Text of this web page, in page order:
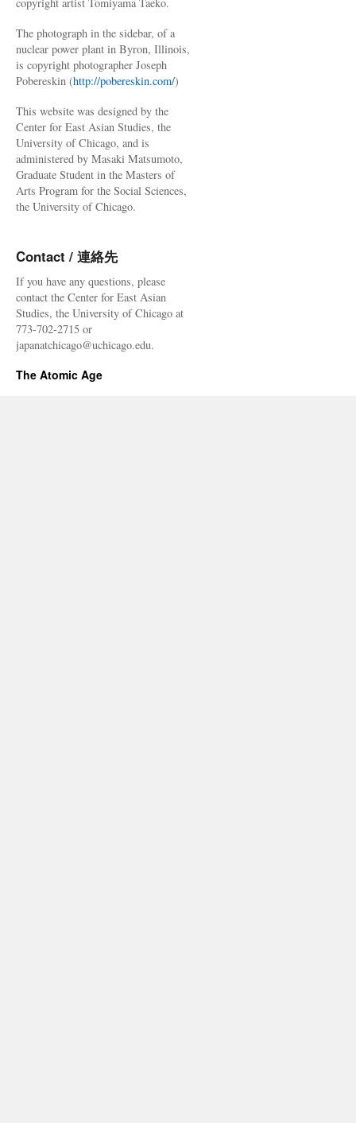
The photograph in the sidebar, of a
nuclear power plant in Byron, Illinois,
is copyright photographer Joseph
Pobereskin (http://pobereskin.com/)
This website was designed by the
Center for East Asian Studies, the
University of Chicago, and is
administered by Masaki Matsumoto,
Graduate Student in the Masters of
Arts Program for the Social Sciences,
the University of Chicago.
Contact / 連絡先
If you have any questions, please
contact the Center for East Asian
Studies, the University of Chicago at
773-702-2715 or
japanatchicago@uchicago.edu.
The Atomic Age